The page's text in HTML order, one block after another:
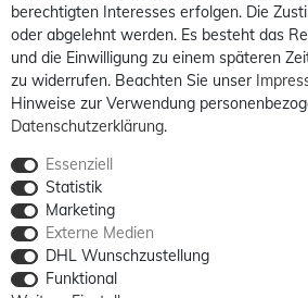
berechtigten Interesses erfolgen. Die
oder abgelehnt werden. Es besteht das
und die Einwilligung zu einem späteren
zu widerrufen. Beachten Sie unser
Hinweise zur Verwendung
Daten­schutz­erklärung.
Essenziell
Statistik
Marketing
Externe Medien
DHL Wunschzustellung
Funktional